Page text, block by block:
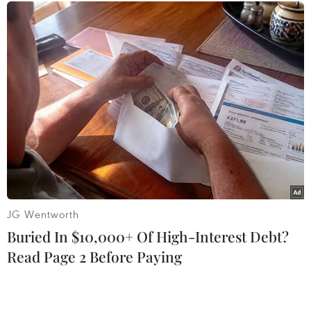
Thu Hương
27/12/2018 04:04
Việt Nam là một trong nhiều nước đang phát triển
chịu tổn thất lớn do bệnh tiêu chảy gây ra. Bệnh
tiêu chảy là một trong 10 nguyên nhân hàng đầu
gây bệnh tật và tử vong ở trẻ em Việt.
JG Wentworth
Buried In $10,000+ Of High-Interest Debt?
Read Page 2 Before Paying